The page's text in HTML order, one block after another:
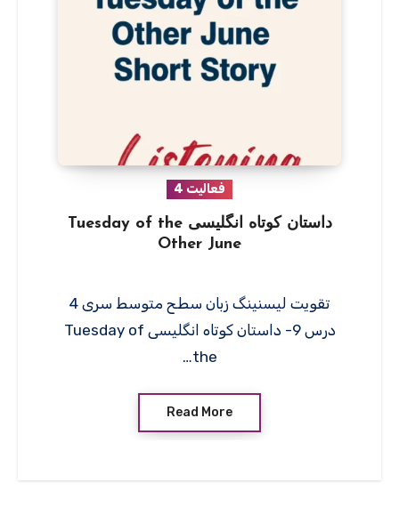
فعالیت 4
داستان کوتاه انگلیسی Tuesday of the
Other June
تقویت لیسنینگ زبان سطح متوسط سری 4
درس 9- داستان کوتاه انگلیسی Tuesday of
the…
Read More